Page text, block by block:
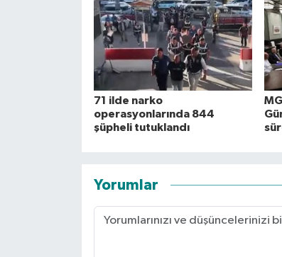
71 ilde narko
operasyonlarında 844
şüpheli tutuklandı
Yorumlar